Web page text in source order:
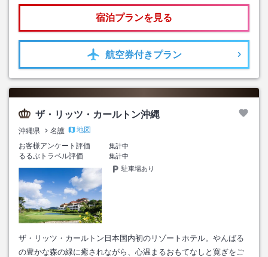
宿泊プランを見る
航空券付きプラン
ザ・リッツ・カールトン沖縄
沖縄県 名護
地図
お客様アンケート評価
集計中
るるぶトラベル評価
集計中
駐車場あり
ザ・リッツ・カールトン日本国内初のリゾートホテル。やんばる
の豊かな森の緑に癒されながら、心温まるおもてなしと寛ぎをご